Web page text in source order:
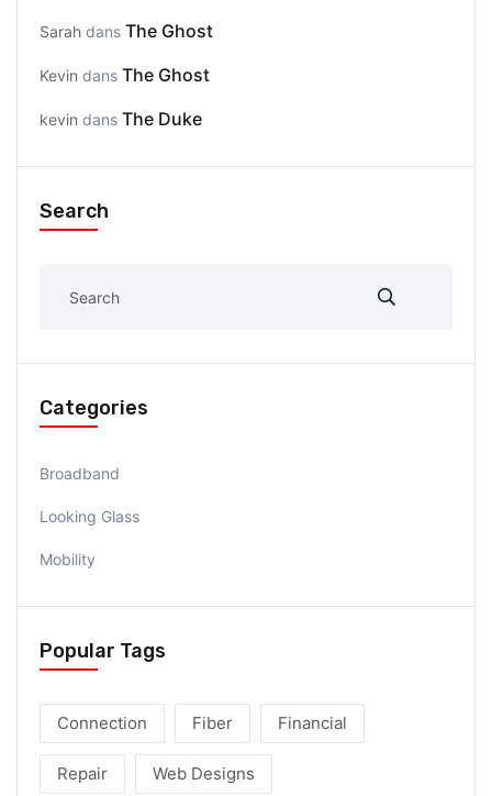
Sarah dans The Ghost
Kevin dans The Ghost
kevin dans The Duke
Search
Categories
Broadband
Looking Glass
Mobility
Popular Tags
Connection Fiber Financial
Repair Web Designs